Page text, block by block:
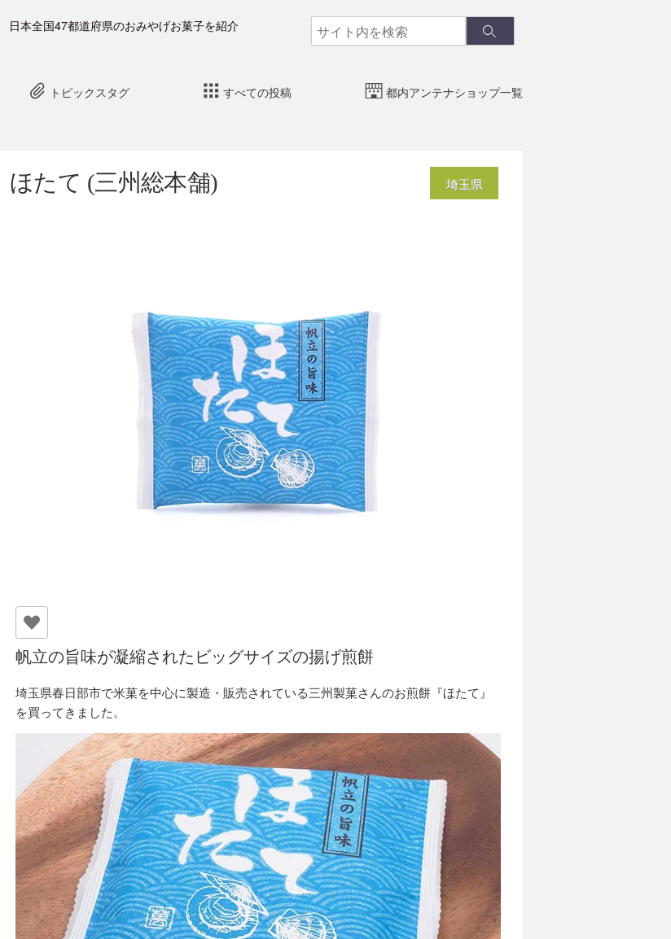
日本全国47都道府県のおみやげお菓子を紹介
検
索
検
トピックスタグ すべての投稿 都内アンテナショップ一覧
埼玉県
ほたて (三州総本舗)
帆立の旨味が凝縮されたビッグサイズの揚げ煎餅
埼玉県春日部市で米菓を中心に製造・販売されている三州製菓さんのお煎餅『ほたて』
を買ってきました。